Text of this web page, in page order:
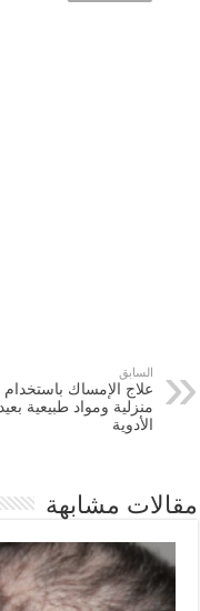
السابق
علاج الإمساك
منزلية ومواد طبيعية
الأدوية
مقالات مشابهة